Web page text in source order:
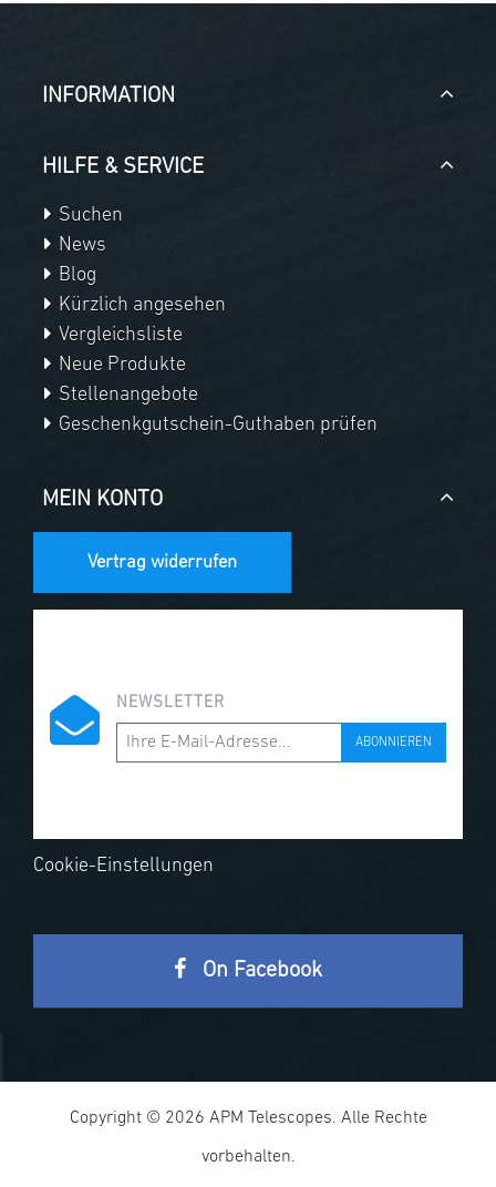
INFORMATION
HILFE & SERVICE
Suchen
News
Blog
Kürzlich angesehen
Vergleichsliste
Neue Produkte
Stellenangebote
Geschenkgutschein-Guthaben prüfen
MEIN KONTO
Vertrag widerrufen
NEWSLETTER
ABONNIEREN
Cookie-Einstellungen
On Facebook
Copyright © 2026 APM Telescopes. Alle Rechte
vorbehalten.